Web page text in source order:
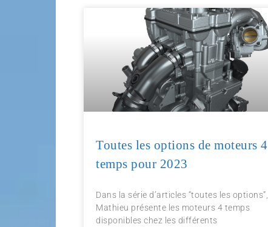
Toutes les options de moteurs 4
temps pour 2023
Dans la série d’articles “toutes les options”,
Mathieu présente les moteurs 4 temps
disponibles chez les différents